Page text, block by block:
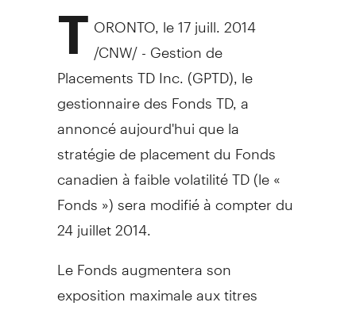
T ORONTO , le 17 juill. 2014
/CNW/ - Gestion de
Placements TD Inc. (GPTD), le
gestionnaire des Fonds TD, a
annoncé aujourd'hui que la
stratégie de placement du Fonds
canadien à faible volatilité TD (le «
Fonds ») sera modifié à compter du
24 juillet 2014.
Le Fonds augmentera son
exposition maximale aux titres